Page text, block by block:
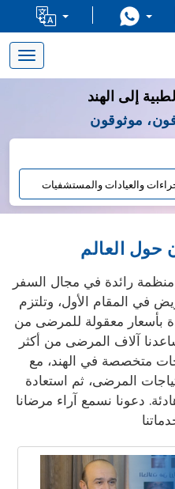
Toggle
navigation
إلى الهند
موثوقون
العالم
رائدة في مجال السفر
في المقام الأول، وتلتزم
بأسعار معقولة للمرضى من
آلاف المرضى من أكثر
متخصصة في الهند، مع
المرضى، ثم استعادة
دعونا نسمع آراء مرضانا